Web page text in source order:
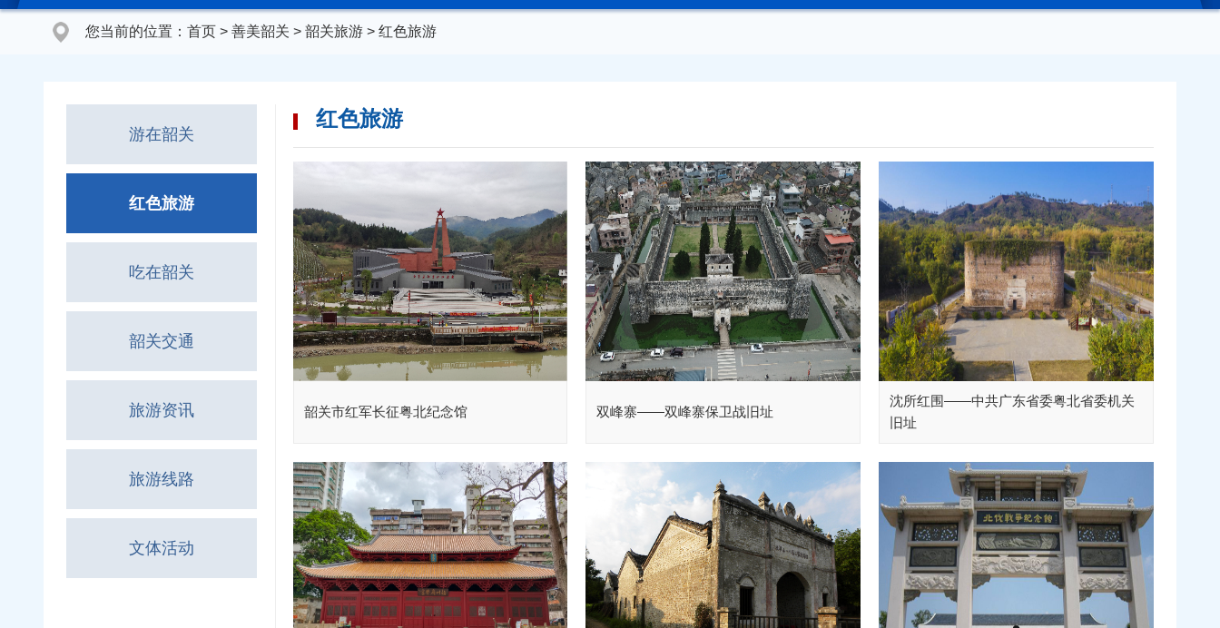
您当前的位置： 首页 > 善美韶关 > 韶关旅游 > 红色旅游
游在韶关
红色旅游
吃在韶关
韶关交通
旅游资讯
旅游线路
文体活动
红色旅游
韶关市红军长征粤北纪念馆 双峰寨——双峰寨保卫战旧址
沈所红围——中共广东省委粤北省委机关
旧址